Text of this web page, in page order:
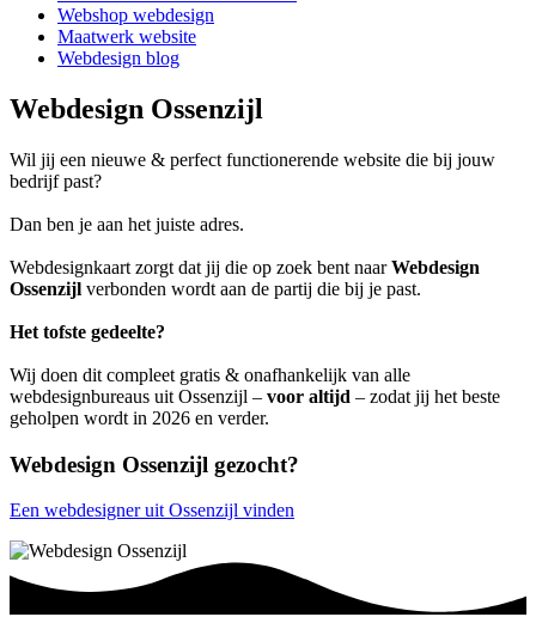
Webshop webdesign
Maatwerk website
Webdesign blog
Webdesign Ossenzijl
Wil jij een nieuwe & perfect functionerende website die bij jouw
bedrijf past?
Dan ben je aan het juiste adres.
Webdesignkaart zorgt dat jij die op zoek bent naarWebdesign
Ossenzijl verbonden wordt aan de partij die bij je past.
Het tofste gedeelte?
Wij doen dit compleet gratis & onafhankelijk van alle
webdesignbureaus uit Ossenzijl – voor altijd – zodat jij het beste
geholpen wordt in 2026 en verder.
Webdesign Ossenzijl gezocht?
Een webdesigner uit Ossenzijl vinden